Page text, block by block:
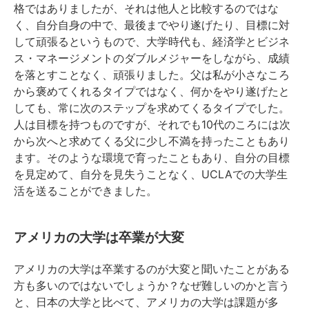
格ではありましたが、それは他人と比較するのではな
く、自分自身の中で、最後までやり遂げたり、目標に対
して頑張るというもので、大学時代も、経済学とビジネ
ス・マネージメントのダブルメジャーをしながら、成績
を落とすことなく、頑張りました。父は私が小さなころ
から褒めてくれるタイプではなく、何かをやり遂げたと
しても、常に次のステップを求めてくるタイプでした。
人は目標を持つものですが、それでも10代のころには次
から次へと求めてくる父に少し不満を持ったこともあり
ます。そのような環境で育ったこともあり、自分の目標
を見定めて、自分を見失うことなく、UCLAでの大学生
活を送ることができました。
アメリカの大学は卒業が大変
アメリカの大学は卒業するのが大変と聞いたことがある
方も多いのではないでしょうか？なぜ難しいのかと言う
と、日本の大学と比べて、アメリカの大学は課題が多